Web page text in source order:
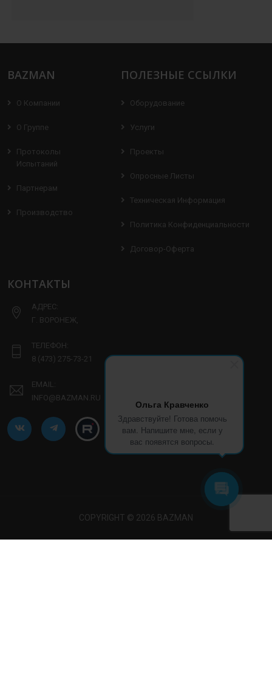
Ольга Кравченко
Здравствуйте! Готова помочь
вам. Напишите мне, если у
вас появятся вопросы.
BAZMAN
О Компании
О Группе
Протоколы
Испытаний
Партнерам
Производство
ПОЛЕЗНЫЕ ССЫЛКИ
Оборудование
Услуги
Проекты
Опросные Листы
Техническая Информация
Политика Конфиденциальности
Договор-Оферта
КОНТАКТЫ
АДРЕС:
Г. ВОРОНЕЖ,
ТЕЛЕФОН:
8 (473) 275-73-21
EMAIL:
INFO@BAZMAN.RU
COPYRIGHT © 2026 BAZMAN